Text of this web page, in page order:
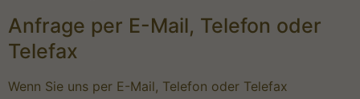
Anfrage per E-Mail, Telefon oder
Telefax
Wenn Sie uns per E-Mail, Telefon oder Telefax